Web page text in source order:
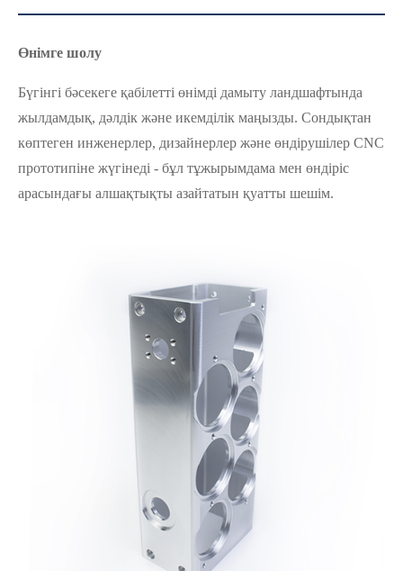
Өнімге шолу
Бүгінгі бәсекеге қабілетті өнімді дамыту ландшафтында
жылдамдық, дәлдік және икемділік маңызды. Сондықтан
көптеген инженерлер, дизайнерлер және өндірушілер CNC
прототипіне жүгінеді - бұл тұжырымдама мен өндіріс
арасындағы алшақтықты азайтатын қуатты шешім.